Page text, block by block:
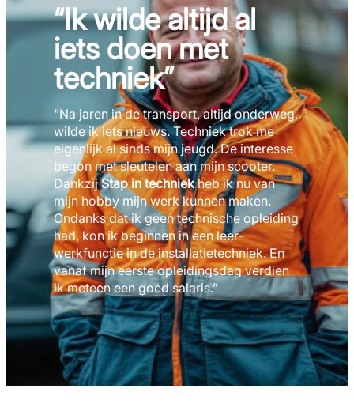
“Ik wilde altijd al
iets doen met
techniek”
“Na jaren in de transport, altijd onderweg,
wilde ik iets nieuws. Techniek trok me
eigenlijk al sinds mijn jeugd. De interesse
begon met sleutelen aan mijn scooter.
DankzijStap in techniekheb ik nu van
mijn hobby mijn werk kunnen maken.
Ondanks dat ik geen technische opleiding
had, kon ik beginnen in een leer-
werkfunctie in de installatietechniek. En
vanaf mijn eerste opleidingsdag verdien
ik meteen een goed salaris.”